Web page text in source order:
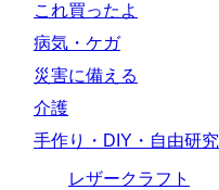
これ買ったよ
病気・ケガ
災害に備える
介護
手作り・DIY・自由研究
レザークラフト